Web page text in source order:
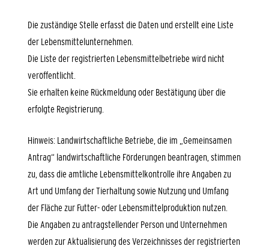
Die zuständige Stelle erfasst die Daten und erstellt eine Liste
der Lebensmittelunternehmen.
Die Liste der registrierten Lebensmittelbetriebe wird nicht
veröffentlicht.
Sie erhalten keine Rückmeldung oder Bestätigung über die
erfolgte Registrierung.
Hinweis: Landwirtschaftliche Betriebe, die im „Gemeinsamen
Antrag“ landwirtschaftliche Förderungen beantragen, stimmen
zu, dass die amtliche Lebensmittelkontrolle ihre Angaben zu
Art und Umfang der Tierhaltung sowie Nutzung und Umfang
der Fläche zur Futter-oder Lebensmittelproduktion nutzen.
Die Angaben zu antragstellender Person und Unternehmen
werden zur Aktualisierung des Verzeichnisses der registrierten